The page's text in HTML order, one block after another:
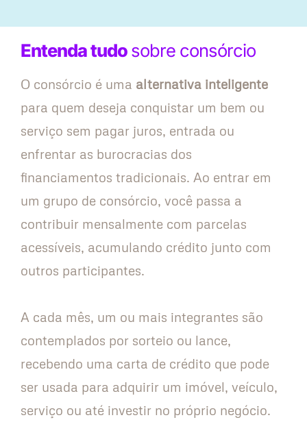
Entenda tudosobre consórcio
O consórcio é uma alternativa inteligente
para quem deseja conquistar um bem ou
serviço sem pagar juros, entrada ou
enfrentar as burocracias dos
financiamentos tradicionais. Ao entrar em
um grupo de consórcio, você passa a
contribuir mensalmente com parcelas
acessíveis, acumulando crédito junto com
outros participantes.
A cada mês, um ou mais integrantes são
contemplados por sorteio ou lance,
recebendo uma carta de crédito que pode
ser usada para adquirir um imóvel, veículo,
serviço ou até investir no próprio negócio.